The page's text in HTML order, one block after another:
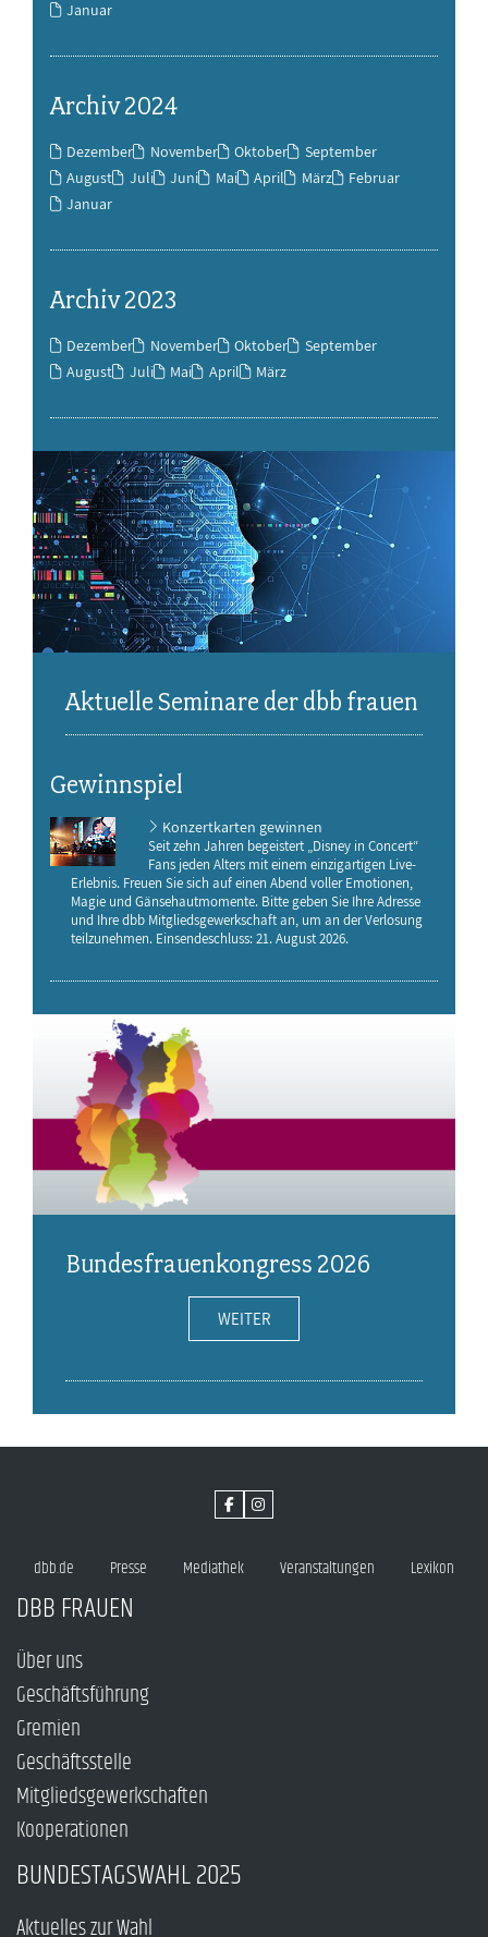
Januar
Archiv 2024
Dezember November Oktober
September
August
Juli Juni Mai April März
Februar
Januar
Archiv 2023
Dezember November Oktober
September
August
Juli Mai April März
Aktuelle Seminare der dbb frauen
Gewinnspiel
Konzertkarten gewinnen
Seit zehn Jahren begeistert „Disney in Concert“
Fans jeden Alters mit einem einzigartigen Live-
Erlebnis. Freuen Sie sich auf einen Abend voller Emotionen,
Magie und Gänsehautmomente. Bitte geben Sie Ihre Adresse
und Ihre dbb Mitgliedsgewerkschaft an, um an der Verlosung
teilzunehmen. Einsendeschluss: 21. August 2026.
Bundesfrauenkongress 2026
WEITER
dbb.de Presse Mediathek Veranstaltungen Lexikon
DBB FRAUEN
Über uns
Geschäftsführung
Gremien
Geschäftsstelle
Mitgliedsgewerkschaften
Kooperationen
BUNDESTAGSWAHL 2025
Aktuelles zur Wahl